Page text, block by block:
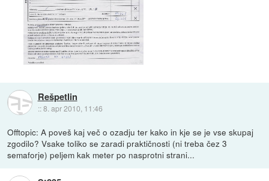
Rešpetlin
::8. apr 2010, 11:46
Offtopic: A poveš kaj več o ozadju ter kako in kje se je vse skupaj
zgodilo? Vsake toliko se zaradi praktičnosti (ni treba čez 3
semaforje) peljem kak meter po nasprotni strani...